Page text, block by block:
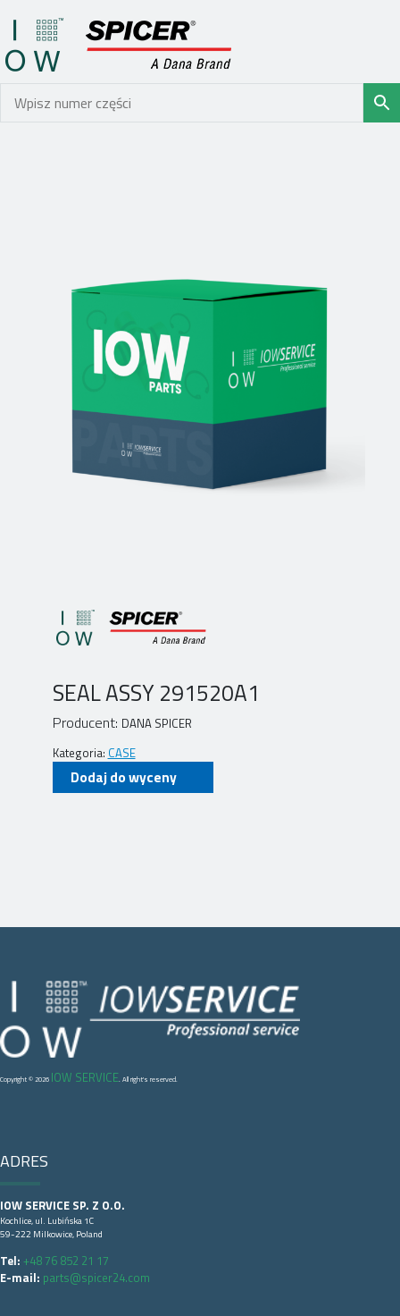
SEAL ASSY 291520A1
Producent: DANA SPICER
Kategoria: CASE
Dodaj do wyceny
Copyright © 2026 IOW SERVICE. All right's reserved.
ADRES
IOW SERVICE SP. Z O.O.
Kochlice, ul. Lubińska 1C
59-222 Milkowice, Poland
Tel: +48 76 852 21 17
E-mail: parts@spicer24.com